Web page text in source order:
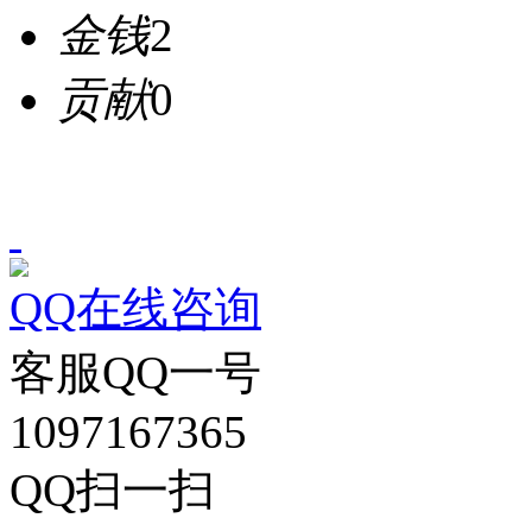
金钱2
贡献0
QQ在线咨询
客服QQ一号
1097167365
QQ扫一扫